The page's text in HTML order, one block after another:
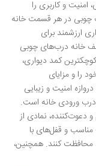
امنیت و کاربری را
چوبی در هر قسمت خانه
ارزشمند برای
خانه درب‌های چوبی
کمد دیواری،
را و مزایای
ورودی: دروازه امنیت و زیبایی
درب ورودی خانه است.
نمادی از
و قفل‌های با
محافظت کنند. همچنین،